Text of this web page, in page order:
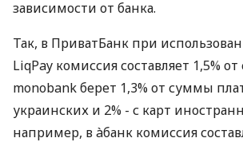
зависимости от банка.
Так, в ПриватБанк при
LiqPay комиссия составляет 1,5%
monobank берет 1,3% от суммы
украинских и 2% - с карт
например, в àбанк комиссия